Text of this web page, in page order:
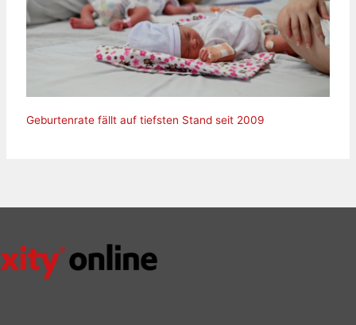
Geburtenrate fällt auf tiefsten Stand seit 2009